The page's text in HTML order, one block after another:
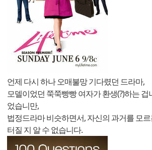
언제 다시 하나 오매불망 기다렸던 드라마,
모델이었던 쭉쭉빵빵 여자가 환생(?)하는 겁
었습니만,
법정드라마 비슷하면서, 자신의 과거를 모
터질 지 알 수 없습니다.